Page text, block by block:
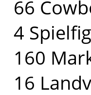
66
4
160
16